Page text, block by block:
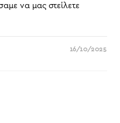
να μας στείλετε
16/10/2025